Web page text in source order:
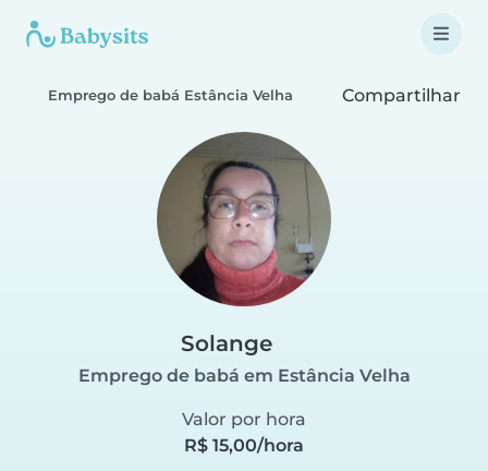
Emprego de babá Estância Velha Compartilhar
Solange
Emprego de babá em Estância Velha
Valor por hora
R$ 15,00/hora